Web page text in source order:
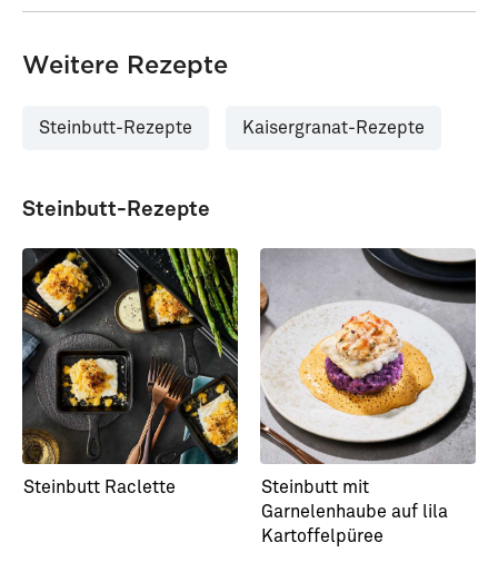
Weitere Rezepte
Steinbutt-Rezepte Kaisergranat-Rezepte
Steinbutt-Rezepte
Steinbutt Raclette
Steinbutt mit
Garnelenhaube auf lila
Kartoffelpüree